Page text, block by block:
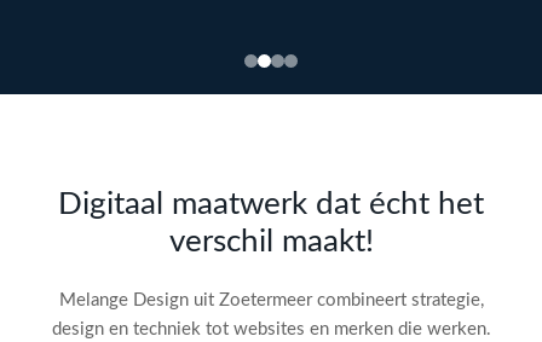
de SEO-
audit
Digitaal maatwerk dat écht het
verschil maakt!
Melange Design uit Zoetermeer combineert strategie,
design en techniek tot websites en merken die werken.